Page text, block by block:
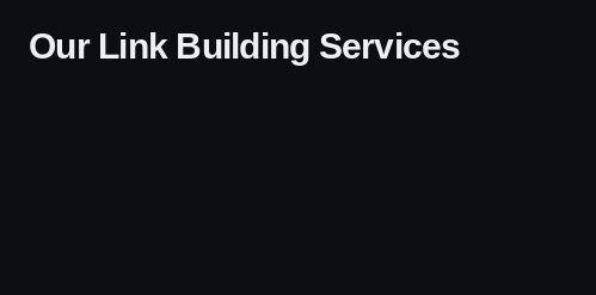
Our Link Building Services